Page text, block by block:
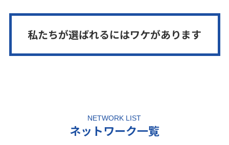
私たちが選ばれるにはワケがあります
NETWORK LIST
ネットワーク一覧